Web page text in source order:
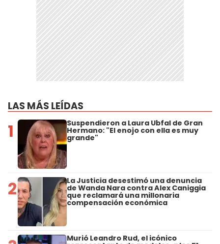
LAS MÁS LEÍDAS
1 Suspendieron a Laura Ubfal de Gran
Hermano: "El enojo con ella es muy
grande"
2 La Justicia desestimó una denuncia
de Wanda Nara contra Alex Caniggia
que reclamará una millonaria
compensación económica
Murió Leandro Rud, el icónico